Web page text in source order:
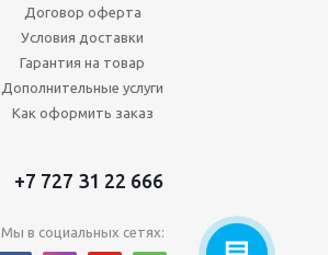
Договор оферта
Условия доставки
Гарантия на товар
Дополнительные услуги
Как оформить заказ
+7 727 31 22 666
Мы в социальных сетях: